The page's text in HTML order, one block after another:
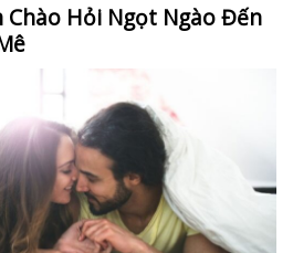
Chào Hỏi Ngọt Ngào Đến